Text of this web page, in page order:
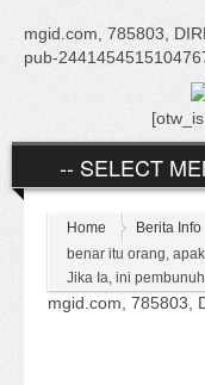
mgid.com, 785803,
pub-
Home Berita Info
benar itu orang,
Jika Ia, ini
mgid.com, 785803,